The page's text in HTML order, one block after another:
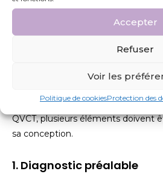
Accepter
Refuser
Voir les
Politique de cookiesProtection des
économique, responsabilité sociale
Les éléments clés d’un
Pour garantir l’efficacité et la
QVCT, plusieurs éléments doivent
sa conception.
1. Diagnostic préalable